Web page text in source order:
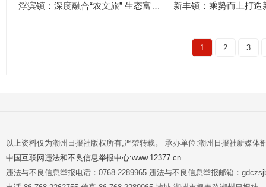
浮滨镇：深度融合“农文旅” 生态富民闯新路
1 2 3
以上资料仅为潮州日报社版权所有,严禁转载。 承办单位:潮州日报社新媒体
中国互联网违法和不良信息举报中心:www.12377.cn
违法与不良信息举报电话：0768-2289965 违法与不良信息举报邮箱：